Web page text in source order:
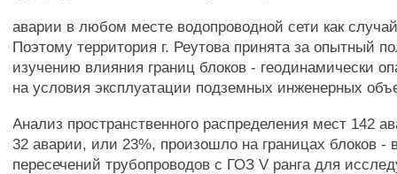
аварии в любом месте водопроводной сети как
Поэтому территория г. Реутова принята за опытный
изучению влияния границ блоков - геодинамически
на условия эксплуатации подземных инженерных
Анализ пространственного распределения мест 142
32 аварии, или 23%, произошло на границах блоков -
пересечений трубопроводов с ГОЗ V ранга для